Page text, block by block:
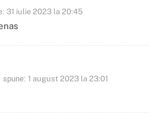
31 iulie 2023 la 20:45
spune: 1 august 2023 la 23:01